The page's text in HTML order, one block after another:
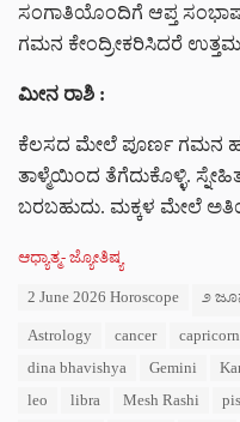
ಸಂಗಾತಿಯೊಂದಿಗೆ ಆಪ್ತ
ಗಮನ ಕೇಂದ್ರೀಕರಿಸಿದರೆ
ಮೀನ ರಾಶಿ :
ಕೆಲಸದ ಮೇಲೆ ಪೂರ್ಣ ಗಮನ
ತಾಳ್ಮೆಯಿಂದ ತೆಗೆದುಕೊಳ್ಳಿ.
ಬರಬಹುದು. ಮಕ್ಕಳ ಮೇಲೆ
C
ಆಧ್ಯಾತ್ಮ- ಜ್ಯೋತಿಷ್ಯ
2 June 2026 Horoscope ೨
Astrology cancer capricorn
dina bhavishya
Gemini
leo
libra Mesh Rashi